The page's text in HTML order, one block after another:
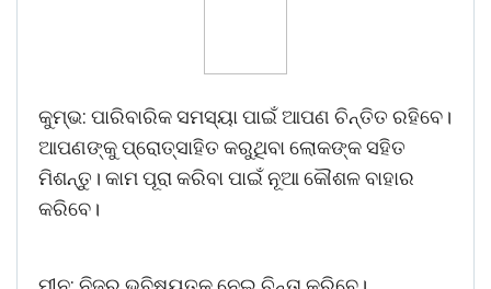
କୁମ୍ଭ: ପାରିବାରିକ ସମସ୍ୟା ପାଇଁ ଆପଣ ଚିନ୍ତିତ ରହିବେ।
ଆପଣଙ୍କୁ ପ୍ରୋତ୍ସାହିତ କରୁଥିବା ଲୋକଙ୍କ ସହିତ
ମିଶନ୍ତୁ। କାମ ପୂରା କରିବା ପାଇଁ ନୂଆ କୌଶଳ ବାହାର
କରିବେ।